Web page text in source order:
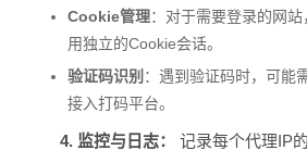
Cookie管理：对于需要登录的网
用独立的Cookie会话。
验证码识别 ：遇到验证码时，可能
接入打码平台。
4. 监控与日志：
记录每个代理IP